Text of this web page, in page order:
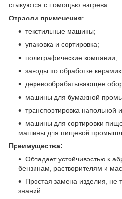
стыкуются с помощью нагрева.
Отрасли применения:
текстильные машины;
упаковка и сортировка;
полиграфические компании;
заводы по обработке
деревообрабатывающее
машины для бумажной
транспортировка напольной
машины для сортировки
машины для пищевой
Преимущества:
Обладает устойчивостью к
бензинам, растворителям и
Простая замена изделия, не
знаний.